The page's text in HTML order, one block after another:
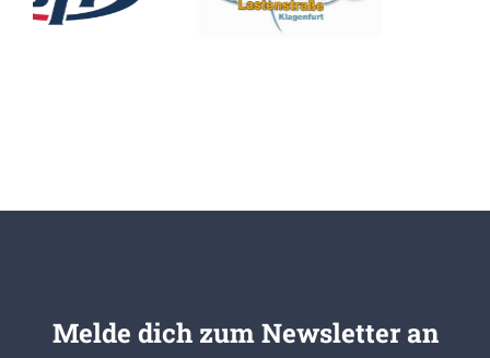
Melde dich zum Newsletter an